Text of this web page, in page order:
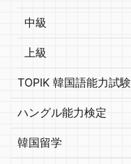
中級
上級
TOPIK 韓国語能力試験
ハングル能力検定
韓国留学